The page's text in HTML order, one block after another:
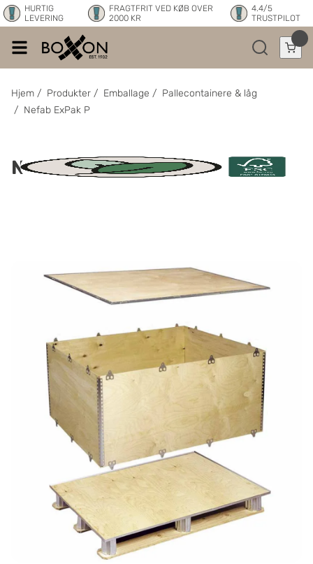
HURTIG
LEVERING
FRAGTFRIT VED KØB OVER
2000 KR
4.4/5
TRUSTPILOT
Hjem / Produkter / Emballage / Pallecontainere & låg
/ Nefab ExPak P
Nefab ExPak P